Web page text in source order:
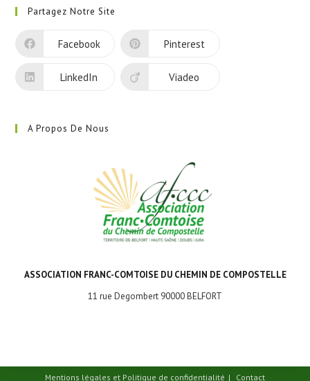
un
nouvel
Partagez Notre Site
Facebook Pinterest
LinkedIn Viadeo
A Propos De Nous
ASSOCIATION FRANC-COMTOISE DU CHEMIN DE COMPOSTELLE
11 rue Degombert 90000 BELFORT
Mentions légales et Politique de confidentialité Contact